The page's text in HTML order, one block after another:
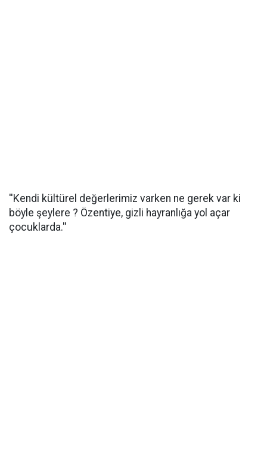
''Kendi kültürel değerlerimiz varken ne gerek var ki
böyle şeylere ? Özentiye, gizli hayranlığa yol açar
çocuklarda.''